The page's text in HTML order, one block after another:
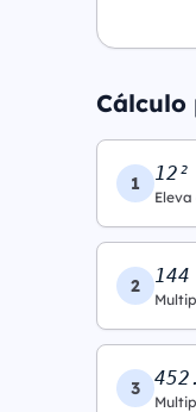
Cálculo
1
2
3